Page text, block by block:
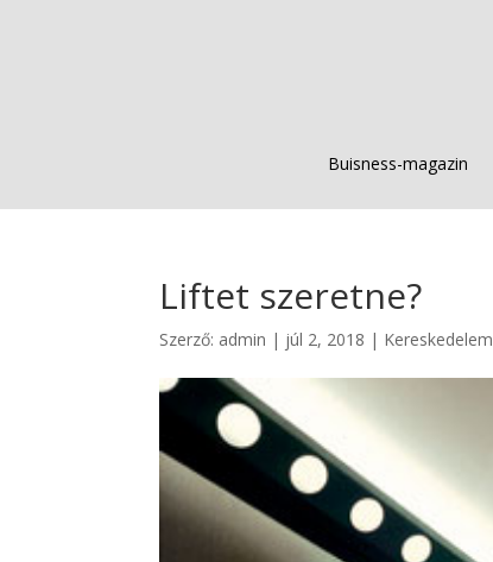
Buisness-magazin
Liftet szeretne?
Szerző: admin | júl 2, 2018 | Kereskedelem